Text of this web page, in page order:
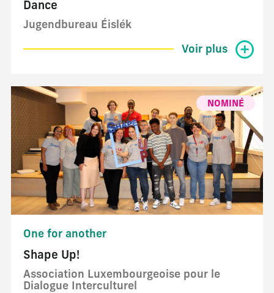
Dance
Jugendbureau Éislék
Voir plus
NOMINÉ
One for another
Shape Up!
Association Luxembourgeoise pour le
Dialogue Interculturel